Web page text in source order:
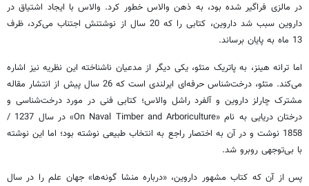
در مالزی فراگیر شده بود، به ذهن والاس خطور کرد. والاس با ایجاد اشتیاق در
داروین سبب شد داروین، کتابی را که 20 سال از نوشتنش اجتناب می‌کرد، ظرف
13 ماه به پایان برساند.
اما ترانه هینز، به پاتریک متئو، یکی دیگر از مدعیان ناشناخته این نظریه نیز اشاره
می‌کند. متئو، درخت‌شناس حرفه‌ای ایرلندی است که 26 سال پیش از انتشار مقاله
مشترک چارلز داروین و آلفرد راشل والاس؛ کتابی فنی در مورد درخت‌شناسی و
درختان دریایی به نام «On Naval Timber and Arboriculture» در سال 1237 /
1858 نوشت و در آن به اختصار راجع به انتخاب طبیعی نوشته بود؛ اما این نوشته
با بی‌توجهی روبرو شد.
پس از آن که کتاب مشهور داروین، «درباره منشا گونه‌ها» جهان علم را در سال